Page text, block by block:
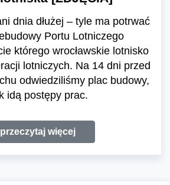
dnia dłużej – tyle ma potrwać
Portu Lotniczego
którego wrocławskie lotnisko
lotniczych. Na 14 dni przed
odwiedziliśmy plac budowy,
idą postępy prac.
przeczytaj więcej